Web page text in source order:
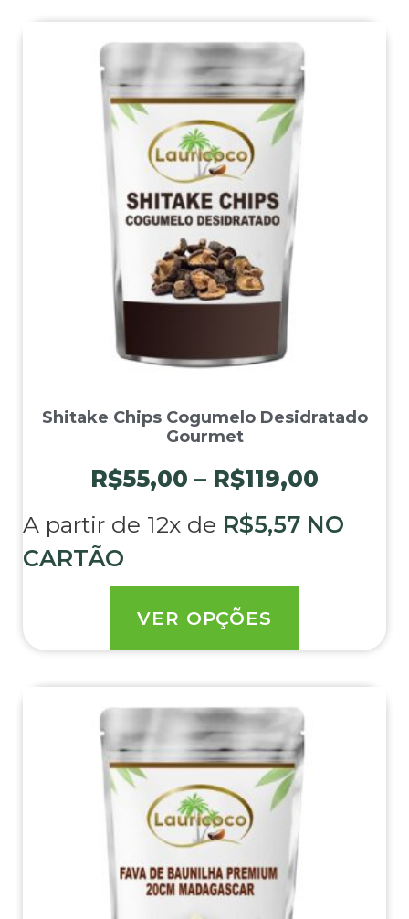
Shitake Chips Cogumelo Desidratado
Gourmet
R$55,00 – R$119,00
A partir de 12x de R$5,57 NO
CARTÃO
VER OPÇÕES